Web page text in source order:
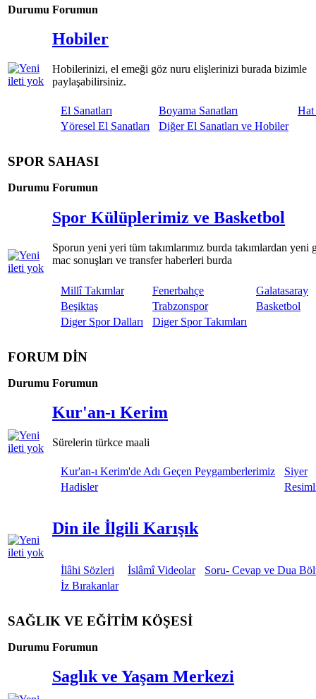
Durumu Forumun
Hobiler
Hobilerinizi, el emeği göz nuru elişlerinizi burada bizimle
paylaşabilirsiniz.
El Sanatları Boyama Sanatları
Hat
Yöresel El Sanatları
Diğer El Sanatları ve Hobiler
SPOR SAHASI
Durumu Forumun
Spor Külüplerimiz ve Basketbol
Sporun yeni yeri tüm takımlarımız burda takımlardan yeni
mac sonuşları ve transfer haberleri burda
Millî Takımlar Fenerbahçe
Galatasaray
Beşiktaş
Trabzonspor
Basketbol
Diger Spor Dalları
Diger Spor Takımları
FORUM DİN
Durumu Forumun
Kur'an-ı Kerim
Sürelerin türkce maali
Kur'an-ı Kerim'de Adı Geçen Peygamberlerimiz
Siyer
Hadisler
Din ile İlgili Karışık
İlâhi Sözleri İslâmî Videolar
Soru- Cevap ve Dua
İz Bırakanlar
SAĞLIK VE EĞİTİM KÖŞESİ
Durumu Forumun
Saglık ve Yaşam Merkezi